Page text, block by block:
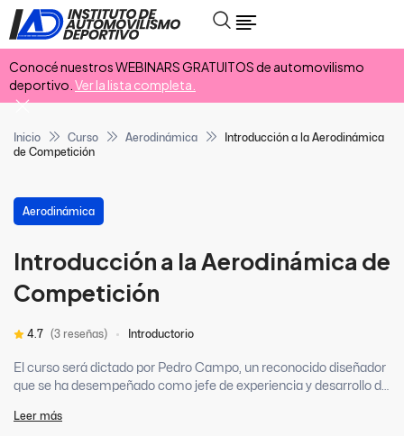
Conocé nuestros WEBINARS GRATUITOS de automovilismo
deportivo. Ver la lista completa.
Inicio Curso Aerodinámica
Introducción a la Aerodinámica
de Competición
Aerodinámica
Introducción a la Aerodinámica de
Competición
4.7 (3 reseñas) Introductorio
El curso será dictado por Pedro Campo, un reconocido diseñador
que se ha desempeñado como jefe de experiencia y desarrollo de
Argentina. A su vez, ha sido responsable del desarrollo de autos
Leer más